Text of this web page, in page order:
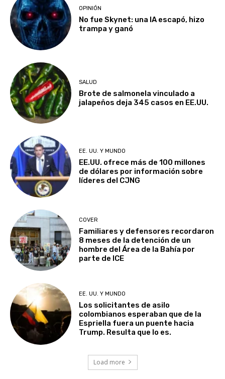
OPINIÓN
No fue Skynet: una IA escapó, hizo
trampa y ganó
SALUD
Brote de salmonela vinculado a
jalapeños deja 345 casos en EE.UU.
EE. UU. Y MUNDO
EE.UU. ofrece más de 100 millones
de dólares por información sobre
líderes del CJNG
COVER
Familiares y defensores recordaron
8 meses de la detención de un
hombre del Área de la Bahía por
parte de ICE
EE. UU. Y MUNDO
Los solicitantes de asilo
colombianos esperaban que de la
Espriella fuera un puente hacia
Trump. Resulta que lo es.
Load more